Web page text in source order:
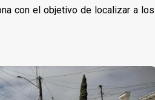
con el objetivo de localizar a los